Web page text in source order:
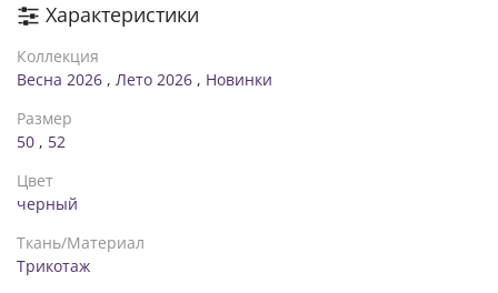
Характеристики
Коллекция
Весна 2026 , Лето 2026 , Новинки
Размер
50 , 52
Цвет
черный
Ткань/Материал
Трикотаж